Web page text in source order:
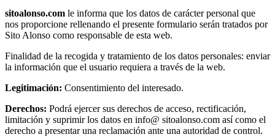
sitoalonso.com le informa que los datos de carácter personal que
nos proporcione rellenando el presente formulario serán tratados por
Sito Alonso como responsable de esta web.
Finalidad de la recogida y tratamiento de los datos personales: enviar
la información que el usuario requiera a través de la web.
Legitimación: Consentimiento del interesado.
Derechos: Podrá ejercer sus derechos de acceso, rectificación,
limitación y suprimir los datos en info@ sitoalonso.com así como el
derecho a presentar una reclamación ante una autoridad de control.